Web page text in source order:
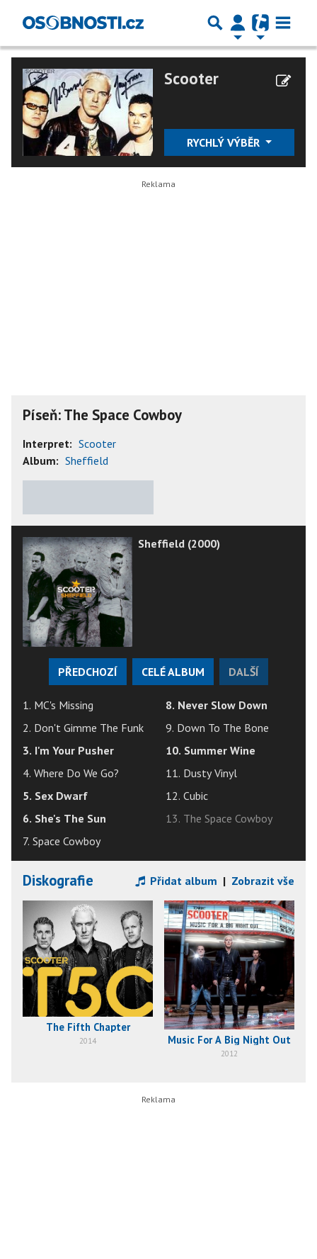
Scooter
RYCHLÝ VÝBĚR
Píseň: The Space Cowboy
Interpret: Scooter
Album: Sheffield
Sheffield (2000)
PŘEDCHOZÍ CELÉ ALBUM DALŠÍ
1. MC's Missing
2. Don't Gimme The Funk
3. I'm Your Pusher
4. Where Do We Go?
5. Sex Dwarf
6. She's The Sun
7. Space Cowboy
8. Never Slow Down
9. Down To The Bone
10. Summer Wine
11. Dusty Vinyl
12. Cubic
13. The Space Cowboy
Diskografie Přidat album | Zobrazit vše
The Fifth Chapter
2014 Music For A Big Night Out
2012